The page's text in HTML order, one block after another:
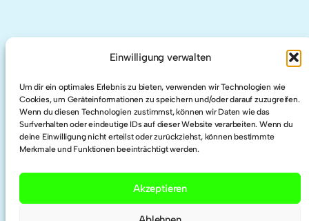
Einwilligung verwalten
Um dir ein optimales Erlebnis zu bieten, verwenden wir Technologien wie
Cookies, um Geräteinformationen zu speichern und/oder darauf zuzugreifen.
Wenn du diesen Technologien zustimmst, können wir Daten wie das
Surfverhalten oder eindeutige IDs auf dieser Website verarbeiten. Wenn du
deine Einwilligung nicht erteilst oder zurückziehst, können bestimmte
Merkmale und Funktionen beeinträchtigt werden.
Akzeptieren
AUCH HIER
LinkedIn
Twitter
Researchgate